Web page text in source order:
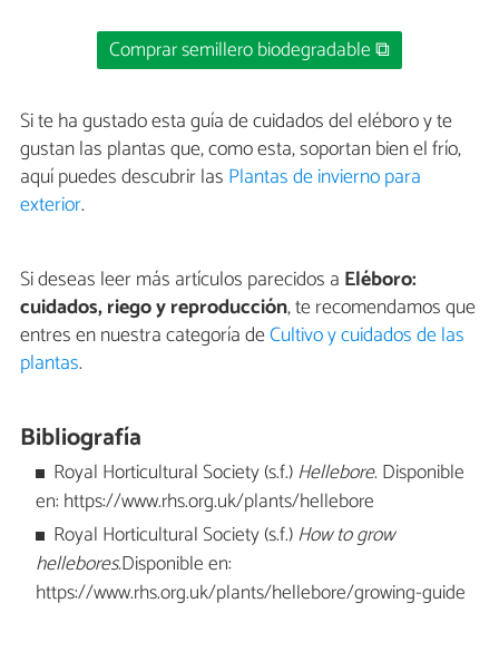
Comprar semillero biodegradable ⧉
Si te ha gustado esta guía de cuidados del eléboro y te
gustan las plantas que, como esta, soportan bien el frío,
aquí puedes descubrir las Plantas de invierno para
exterior.
Si deseas leer más artículos parecidos a Eléboro:
cuidados, riego y reproducción, te recomendamos que
entres en nuestra categoría deCultivo y cuidados de las
plantas.
Bibliografía
Royal Horticultural Society (s.f.)Hellebore. Disponible
en: https://www.rhs.org.uk/plants/hellebore
Royal Horticultural Society (s.f.)How to grow
hellebores.Disponible en:
https://www.rhs.org.uk/plants/hellebore/growing-guide